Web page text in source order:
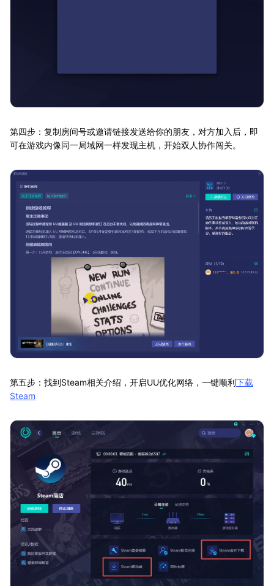
第四步：复制房间号或邀请链接发送给你的朋友，对方加入后，即
可在游戏内像同一局域网一样发现主机，开始双人协作闯关。
第五步：找到Steam相关介绍，开启UU优化网络，一键顺利下载
Steam